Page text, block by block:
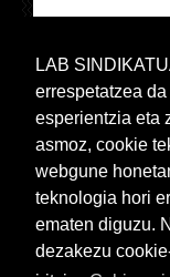
LAB
errespetatzea
esperientzia eta
asmoz, cookie
webgune
teknologia hori
ematen diguzu.
dezakezu